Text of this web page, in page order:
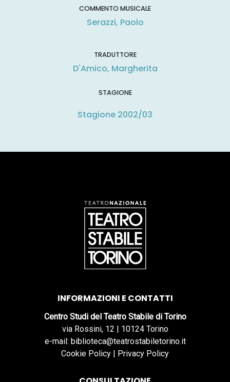
COMMENTO MUSICALE
Serazzi, Paolo
TRADUTTORE
D'Amico, Margherita
STAGIONE
Stagione 2002/03
INFORMAZIONI E CONTATTI
Centro Studi del Teatro Stabile di Torino
via Rossini, 12 | 10124 Torino
e-mail: biblioteca@teatrostabiletorino.it
Cookie Policy | Privacy Policy